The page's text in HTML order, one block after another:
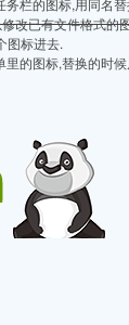
栏的图标,用同名
改已有文件格式的
图标进去.
的图标,替换的时